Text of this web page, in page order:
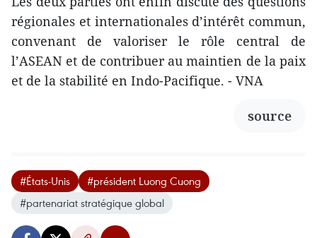
régionales et internationales d’intérêt commun,
convenant de valoriser le rôle central de
l’ASEAN et de contribuer au maintien de la paix
et de la stabilité en Indo-Pacifique. - VNA
source
#États-Unis
#président Luong Cuong
#partenariat stratégique global